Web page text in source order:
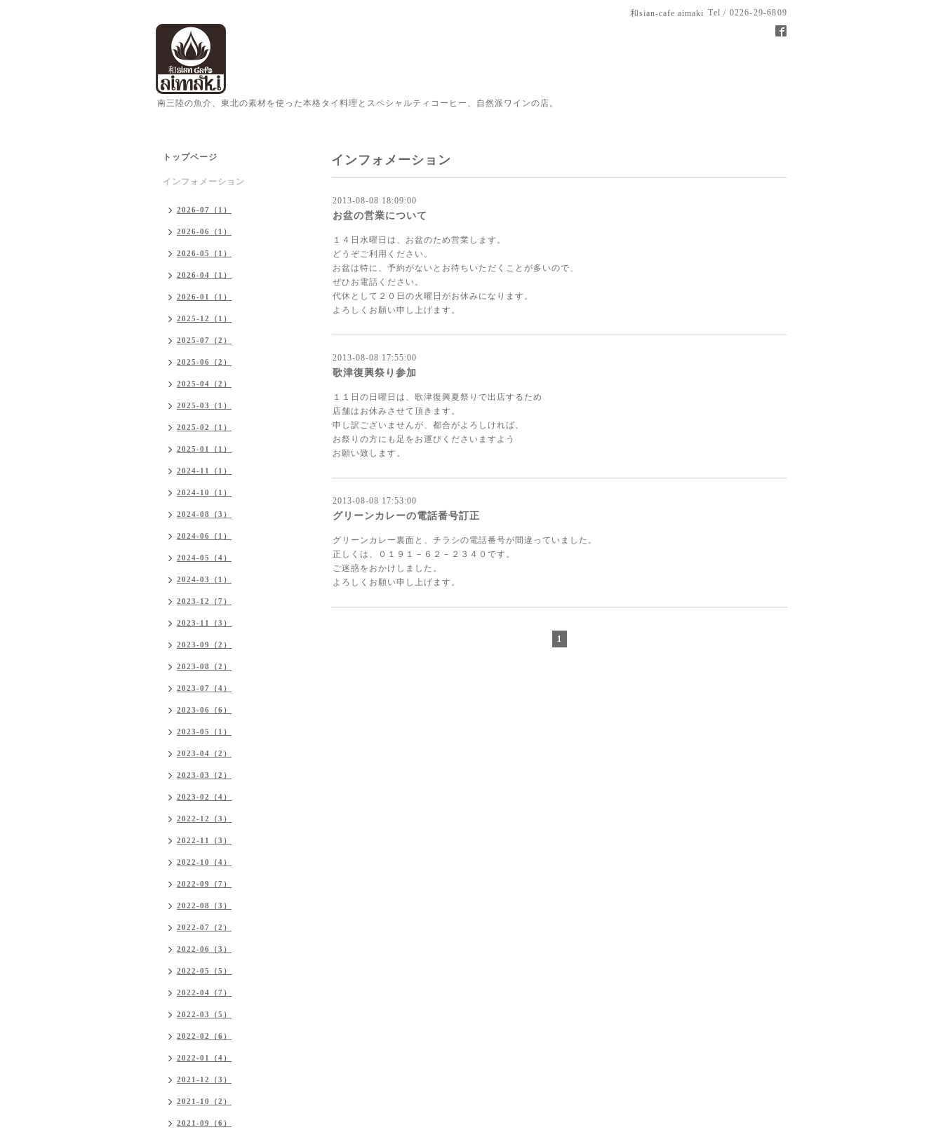
和sian-cafe aimaki Tel / 0226-29-6809
南三陸の魚介、東北の素材を使った本格タイ料理とスペシャルティコーヒー、自然派ワインの店。
インフォメーション
2013-08-08 18:09:00
お盆の営業について
１４日水曜日は、お盆のため営業します。
どうぞご利用ください。
お盆は特に、予約がないとお待ちいただくことが多いので、
ぜひお電話ください。
代休として２０日の火曜日がお休みになります。
よろしくお願い申し上げます。
2013-08-08 17:55:00
歌津復興祭り参加
１１日の日曜日は、歌津復興夏祭りで出店するため
店舗はお休みさせて頂きます。
申し訳ございませんが、都合がよろしければ、
お祭りの方にも足をお運びくださいますよう
お願い致します。
2013-08-08 17:53:00
グリーンカレーの電話番号訂正
グリーンカレー裏面と、チラシの電話番号が間違っていました。
正しくは、０１９１－６２－２３４０です。
ご迷惑をおかけしました。
よろしくお願い申し上げます。
1
トップページ
インフォメーション
2026-07（1）
2026-06（1）
2026-05（1）
2026-04（1）
2026-01（1）
2025-12（1）
2025-07（2）
2025-06（2）
2025-04（2）
2025-03（1）
2025-02（1）
2025-01（1）
2024-11（1）
2024-10（1）
2024-08（3）
2024-06（1）
2024-05（4）
2024-03（1）
2023-12（7）
2023-11（3）
2023-09（2）
2023-08（2）
2023-07（4）
2023-06（6）
2023-05（1）
2023-04（2）
2023-03（2）
2023-02（4）
2022-12（3）
2022-11（3）
2022-10（4）
2022-09（7）
2022-08（3）
2022-07（2）
2022-06（3）
2022-05（5）
2022-04（7）
2022-03（5）
2022-02（6）
2022-01（4）
2021-12（3）
2021-10（2）
2021-09（6）